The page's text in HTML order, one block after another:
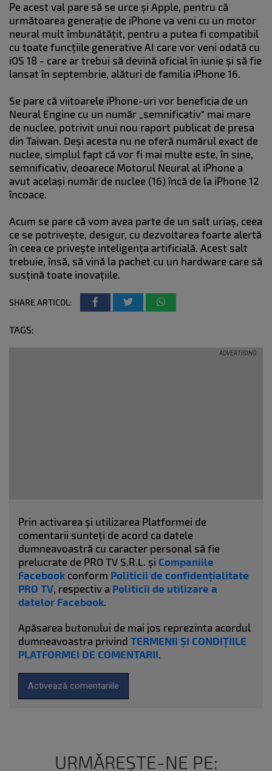
Pe acest val pare să se urce și Apple, pentru că
următoarea generație de iPhone va veni cu un motor
neural mult îmbunătățit, pentru a putea fi compatibil
cu toate funcțiile generative AI care vor veni odată cu
iOS 18 - care ar trebui să devină oficial în iunie și să fie
lansat în septembrie, alături de familia iPhone 16.
Se pare că viitoarele iPhone-uri vor beneficia de un
Neural Engine cu un număr „semnificativ" mai mare
de nuclee, potrivit unui nou raport publicat de presa
din Taiwan. Deși acesta nu ne oferă numărul exact de
nuclee, simplul fapt că vor fi mai multe este, în sine,
semnificativ, deoarece Motorul Neural al iPhone a
avut același număr de nuclee (16) încă de la iPhone 12
încoace.
Acum se pare că vom avea parte de un salt uriaș, ceea
ce se potrivește, desigur, cu dezvoltarea foarte alertă
în ceea ce privește inteligența artificială. Acest salt
trebuie, însă, să vină la pachet cu un hardware care să
susțină toate inovațiile.
SHARE ARTICOL:
TAGS:
Prin activarea și utilizarea Platformei de
comentarii sunteți de acord ca datele
dumneavoastră cu caracter personal să fie
prelucrate de PRO TV S.R.L. și Companiile
Facebook conform Politicii de confidențialitate
PRO TV, respectiv a Politicii de utilizare a
datelor Facebook.
Apăsarea butonului de mai jos reprezinta acordul
dumneavoastra privind TERMENII ȘI CONDIȚIILE
PLATFORMEI DE COMENTARII.
Activează comentariile
URMĂREȘTE-NE PE: